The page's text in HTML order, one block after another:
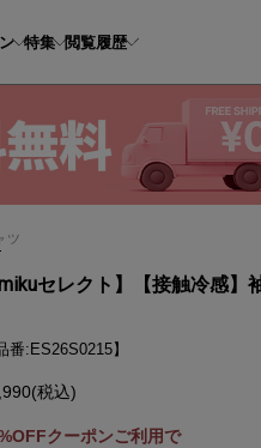
特集 閲覧履歴
ツ
mikuセレクト】【接触冷感
番:ES26S0215】
税込)
クーポンご利用で